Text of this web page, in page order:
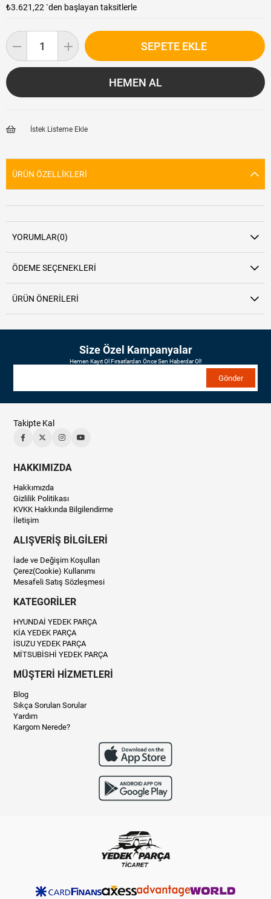
₺3.621,22 `den başlayan taksitlerle
İstek Listeme Ekle
ÜRÜN ÖZELLIKLERI
YORUMLAR(0)
ÖDEME SEÇENEKLERI
ÜRÜN ÖNERILERI
Size Özel Kampanyalar
Hemen Kayıt Ol Fırsatlardan Önce Sen Haberdar Ol!
Gönder
Takipte Kal
HAKKIMIZDA
Hakkımızda
Gizlilik Politikası
KVKK Hakkında Bilgilendirme
İletişim
ALIŞVERİŞ BİLGİLERİ
İade ve Değişim Koşulları
Çerez(Cookie) Kullanımı
Mesafeli Satış Sözleşmesi
KATEGORİLER
HYUNDAİ YEDEK PARÇA
KİA YEDEK PARÇA
İSUZU YEDEK PARÇA
MİTSUBİSHİ YEDEK PARÇA
MÜŞTERİ HİZMETLERİ
Blog
Sıkça Sorulan Sorular
Yardım
Kargom Nerede?